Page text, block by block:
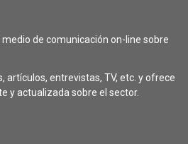
medio de comunicación on-line sobre
artículos, entrevistas, TV, etc. y ofrece
y actualizada sobre el sector.